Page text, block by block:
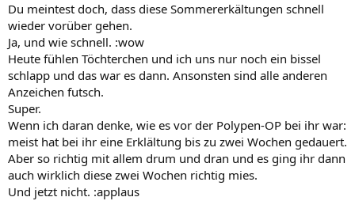
Du meintest doch, dass diese Sommererkältungen schnell
wieder vorüber gehen.
Ja, und wie schnell. :wow
Heute fühlen Töchterchen und ich uns nur noch ein bissel
schlapp und das war es dann. Ansonsten sind alle anderen
Anzeichen futsch.
Super.
Wenn ich daran denke, wie es vor der Polypen-OP bei ihr war:
meist hat bei ihr eine Erklältung bis zu zwei Wochen gedauert.
Aber so richtig mit allem drum und dran und es ging ihr dann
auch wirklich diese zwei Wochen richtig mies.
Und jetzt nicht. :applaus